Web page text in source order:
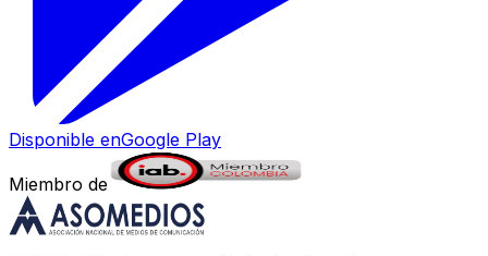
Disponible enGoogle Play
Miembro de